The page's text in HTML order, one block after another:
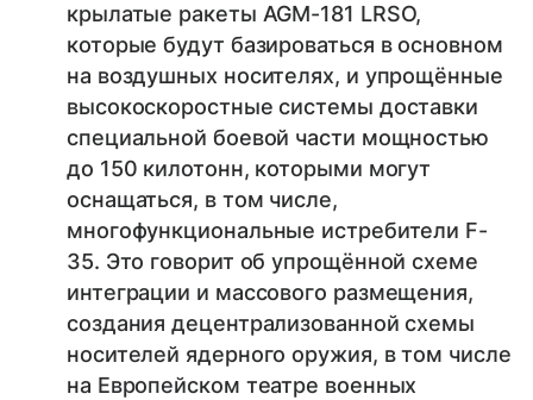
крылатые ракеты AGM-181 LRSO,
которые будут базироваться в основном
на воздушных носителях, и упрощённые
высокоскоростные системы доставки
специальной боевой части мощностью
до 150 килотонн, которыми могут
оснащаться, в том числе,
многофункциональные истребители F-
35. Это говорит об упрощённой схеме
интеграции и массового размещения,
создания децентрализованной схемы
носителей ядерного оружия, в том числе
на Европейском театре военных